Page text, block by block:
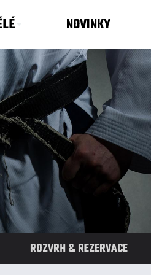
NOVINKY
ROZVRH & REZERVACE